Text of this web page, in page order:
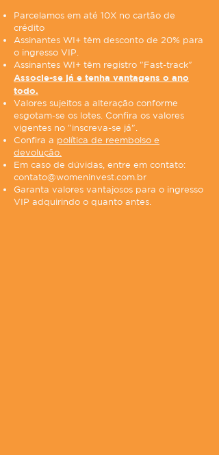
Parcelamos em até 10X no cartão de
crédito
Assinantes WI+ têm desconto de 20% para
o ingresso VIP.
Assinantes WI+ têm registro "Fast-track"
Associe-se já e tenha vantagens o ano
todo.
Valores sujeitos a alteração conforme
esgotam-se os lotes. Confira os valores
vigentes no "inscreva-se já".
Confira a política de reembolso e
devolução.
Em caso de dúvidas, entre em contato:
contato@womeninvest.com.br
Garanta valores vantajosos para o ingresso
VIP adquirindo o quanto antes.